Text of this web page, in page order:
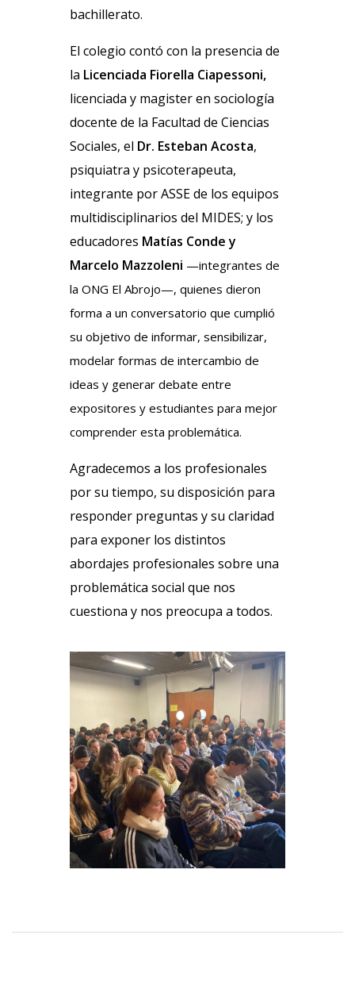
bachillerato.
El colegio contó con la presencia de
la Licenciada Fiorella Ciapessoni,
licenciada y magister en sociología
docente de la Facultad de Ciencias
Sociales, el Dr. Esteban Acosta,
psiquiatra y psicoterapeuta,
integrante por ASSE de los equipos
multidisciplinarios del MIDES; y los
educadores Matías Conde y
Marcelo Mazzoleni —integrantes de
la ONG El Abrojo—, quienes dieron
forma a un conversatorio que cumplió
su objetivo de informar, sensibilizar,
modelar formas de intercambio de
ideas y generar debate entre
expositores y estudiantes para mejor
comprender esta problemática.
Agradecemos a los profesionales
por su tiempo, su disposición para
responder preguntas y su claridad
para exponer los distintos
abordajes profesionales sobre una
problemática social que nos
cuestiona y nos preocupa a todos.